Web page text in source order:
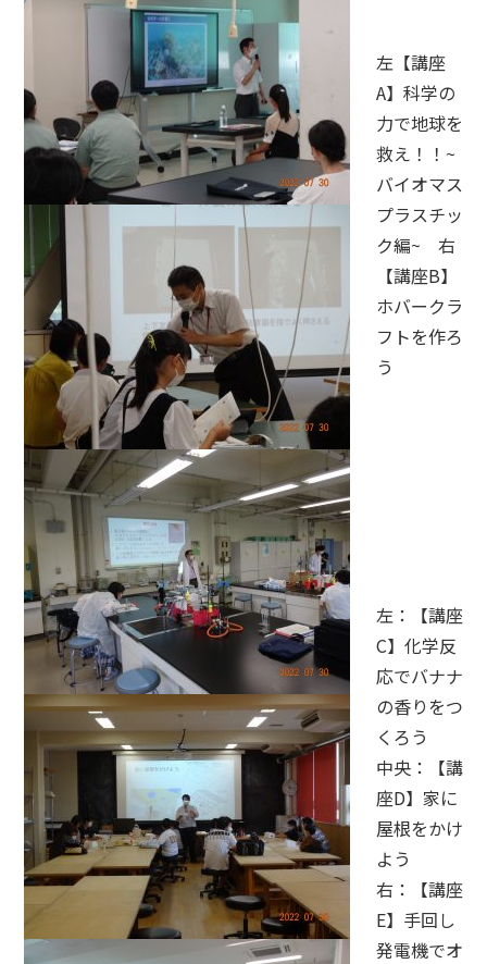
左【講座
A】科学の
力で地球を
救え！！~
バイオマス
プラスチッ
ク編~ 右
【講座B】
ホバークラ
フトを作ろ
う
左：【講座
C】化学反
応でバナナ
の香りをつ
くろう
中央：【講
座D】家に
屋根をかけ
よう
右：【講座
E】手回し
発電機でオ